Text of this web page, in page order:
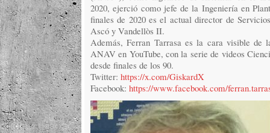
2020, ejerció como jefe de la Ingeniería en
finales de 2020 es el actual director de
Ascó y Vandellòs II.
Además, Ferran Tarrasa es la cara visible de
ANAV en YouTube, con la serie de videos
desde finales de los 90.
Twitter: https://x.com/GiskardX
Facebook: https://www.facebook.com/